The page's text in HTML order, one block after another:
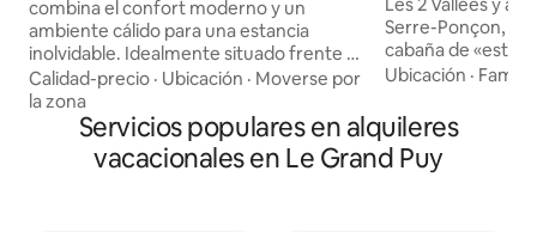
combina el confort moderno y un
ambiente cálido para una estancia
inolvidable. Idealmente situado frente al
lago de Serre-Ponçon. Disfrute de una
vista panorámica del lago y las montañas
circundantes desde la terraza y esto en
familia, con amigos, en pareja en busca
de relajación y naturaleza en cualquier
Calidad-precio · Ubicación · Moverse por
la zona
Les 2 Vallées y a
Serre-Ponçon,
cabaña de «estilo
disfrutar de una
autenticidad y
perfecto para
inolvidables en
Ubicación ·
Servicios populares en alquileres
vacacionales en Le Grand Puy